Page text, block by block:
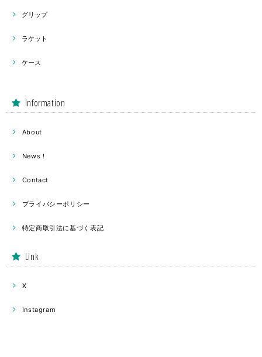
グリップ
ラケット
ケース
Information
About
News！
Contact
プライバシーポリシー
特定商取引法に基づく表記
Link
X
Instagram